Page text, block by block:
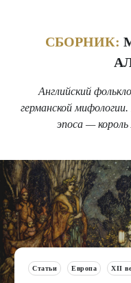
СБОРНИК:
Английский
германской
эпоса —
Статьи Европа XII